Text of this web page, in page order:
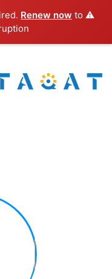
⚠️ Hosting plan for this site has expired.
Renew now to